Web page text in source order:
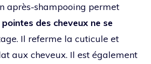
après-shampooing permet
des cheveux ne se
Il referme la cuticule et
aux cheveux. Il est également